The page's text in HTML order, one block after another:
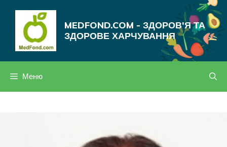
MEDFOND.COM - ЗДОРОВ'Я ТА
ЗДОРОВЕ ХАРЧУВАННЯ
Меню